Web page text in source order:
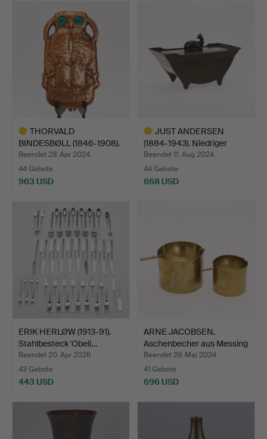
THORVALD
BINDESBØLL (1846-1908).
Buchhandl…
Beendet 29. Apr 2024
44 Gebote
963 USD
Objekt
JUST ANDERSEN
(1884-1943). Niedriger
Löffe…
Beendet 11. Aug 2024
44 Gebote
668 USD
ERIK HERLØW (1913-91).
Stahlbesteck 'Obeli…
Beendet 20. Apr 2026
43 Gebote
443 USD
ARNE JACOBSEN.
Aschenbecher aus Messing
in…
Beendet 29. Mai 2024
41 Gebote
696 USD